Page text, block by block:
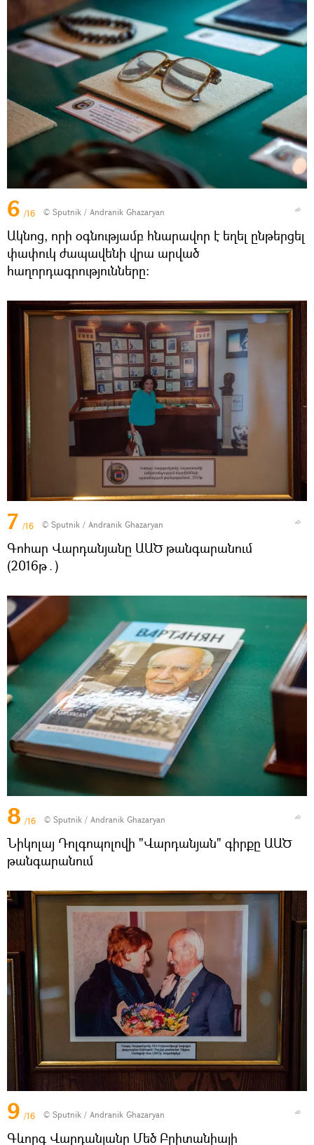
6 /16 © Sputnik / Andranik Ghazaryan
Ակնոց, որի օգնությամբ հնարավոր է եղել ընթերցել
փափուկ ժապավենի վրա արված
հաղորդագրությունները։
7 /16 © Sputnik / Andranik Ghazaryan
Գոհար Վարդանյանը ԱԱԾ թանգարանում
(2016թ․)
8 /16 © Sputnik / Andranik Ghazaryan
Նիկոլայ Դոլգոպոլովի "Վարդանյան" գիրքը ԱԱԾ
թանգարանում
9 /16 © Sputnik / Andranik Ghazaryan
Գևորգ Վարդանյանը Մեծ Բրիտանիայի